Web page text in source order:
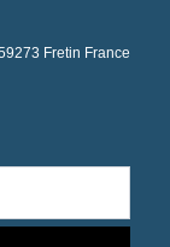
Fretin France